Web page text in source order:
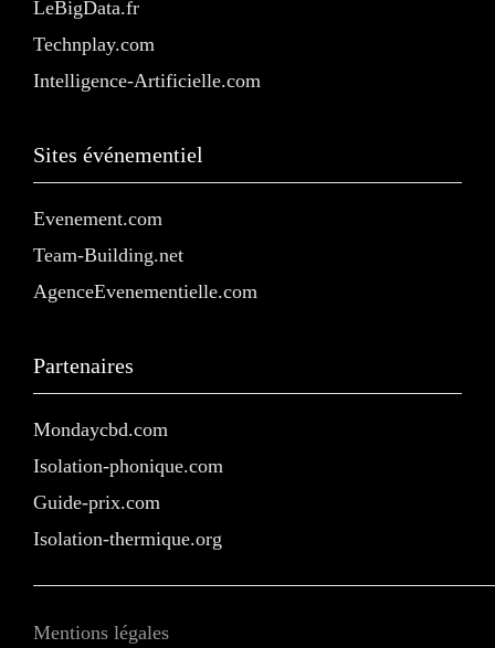
LeBigData.fr
Technplay.com
Intelligence-Artificielle.com
Sites événementiel
Evenement.com
Team-Building.net
AgenceEvenementielle.com
Partenaires
Mondaycbd.com
Isolation-phonique.com
Guide-prix.com
Isolation-thermique.org
Mentions légales